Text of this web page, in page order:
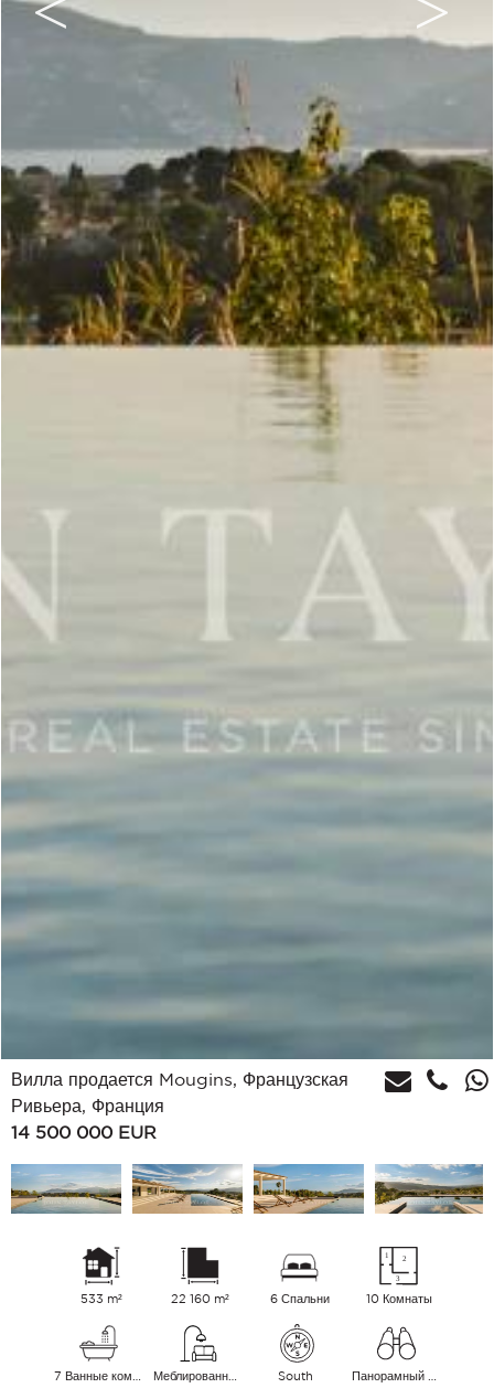
Вилла продается Mougins, Французская
Ривьера, Франция
14 500 000 EUR
533 m² 22 160 m² 6 Спальни 10 Комнаты
South